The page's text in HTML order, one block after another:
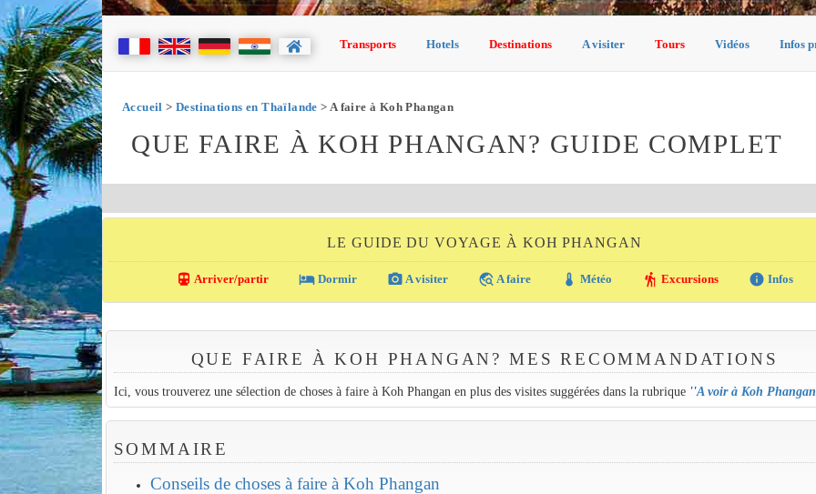
Transports Hotels Destinations A visiter Tours Vidéos Infos
Accueil > Destinations en Thaïlande > A faire à Koh Phangan
QUE FAIRE À KOH PHANGAN? GUIDE COMPLET
LE GUIDE DU VOYAGE À KOH PHANGAN
directions_transit Arriver/partir local_hotel Dormir photo_camera A visiter travel_explore A faire thermostat Météo hiking Excursions info Infos
QUE FAIRE À KOH PHANGAN? MES RECOMMANDATIONS
Ici, vous trouverez une sélection de choses à faire à Koh Phangan en plus des visites suggérées dans la rubrique ''A voir à Koh Phangan
SOMMAIRE
Conseils de choses à faire à Koh Phangan